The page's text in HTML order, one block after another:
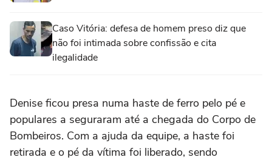
Caso Vitória: defesa de homem preso diz que
não foi intimada sobre confissão e cita
ilegalidade
Denise ficou presa numa haste de ferro pelo pé e
populares a seguraram até a chegada do Corpo de
Bombeiros. Com a ajuda da equipe, a haste foi
retirada e o pé da vítima foi liberado, sendo